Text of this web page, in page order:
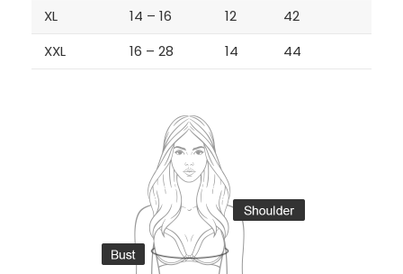
XL
14 – 16 12
42
XXL
16 – 28 14 44